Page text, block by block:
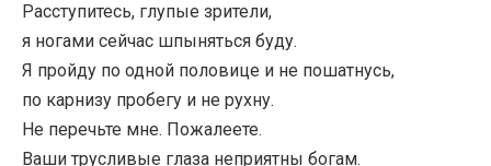
Расступитесь, глупые зрители,
я ногами сейчас шпыняться буду.
Я пройду по одной половице и не пошатнусь,
по карнизу пробегу и не рухну.
Не перечьте мне. Пожалеете.
Ваши трусливые глаза неприятны богам.